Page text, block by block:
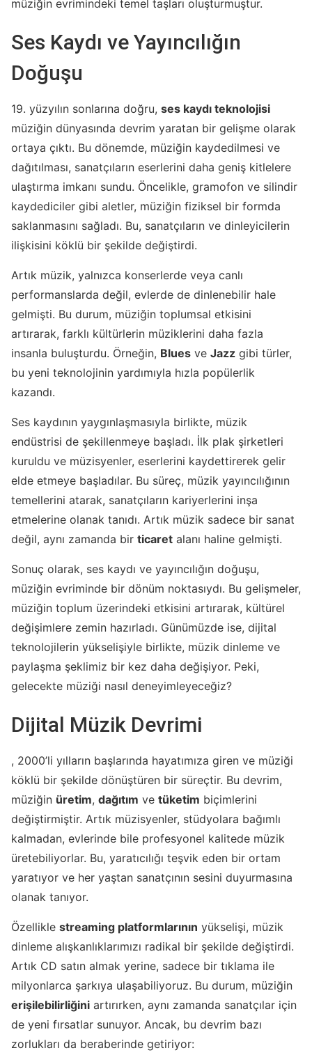
müziğin evrimindeki temel taşları oluşturmuştur.
Ses Kaydı ve Yayıncılığın
Doğuşu
19. yüzyılın sonlarına doğru, ses kaydı teknolojisi
müziğin dünyasında devrim yaratan bir gelişme olarak
ortaya çıktı. Bu dönemde, müziğin kaydedilmesi ve
dağıtılması, sanatçıların eserlerini daha geniş kitlelere
ulaştırma imkanı sundu. Öncelikle, gramofon ve silindir
kaydediciler gibi aletler, müziğin fiziksel bir formda
saklanmasını sağladı. Bu, sanatçıların ve dinleyicilerin
ilişkisini köklü bir şekilde değiştirdi.
Artık müzik, yalnızca konserlerde veya canlı
performanslarda değil, evlerde de dinlenebilir hale
gelmişti. Bu durum, müziğin toplumsal etkisini
artırarak, farklı kültürlerin müziklerini daha fazla
insanla buluşturdu. Örneğin, Blues ve Jazz gibi türler,
bu yeni teknolojinin yardımıyla hızla popülerlik
kazandı.
Ses kaydının yaygınlaşmasıyla birlikte, müzik
endüstrisi de şekillenmeye başladı. İlk plak şirketleri
kuruldu ve müzisyenler, eserlerini kaydettirerek gelir
elde etmeye başladılar. Bu süreç, müzik yayıncılığının
temellerini atarak, sanatçıların kariyerlerini inşa
etmelerine olanak tanıdı. Artık müzik sadece bir sanat
değil, aynı zamanda bir ticaret alanı haline gelmişti.
Sonuç olarak, ses kaydı ve yayıncılığın doğuşu,
müziğin evriminde bir dönüm noktasıydı. Bu gelişmeler,
müziğin toplum üzerindeki etkisini artırarak, kültürel
değişimlere zemin hazırladı. Günümüzde ise, dijital
teknolojilerin yükselişiyle birlikte, müzik dinleme ve
paylaşma şeklimiz bir kez daha değişiyor. Peki,
gelecekte müziği nasıl deneyimleyeceğiz?
Dijital Müzik Devrimi
, 2000’li yılların başlarında hayatımıza giren ve müziği
köklü bir şekilde dönüştüren bir süreçtir. Bu devrim,
müziğin üretim, dağıtım ve tüketim biçimlerini
değiştirmiştir. Artık müzisyenler, stüdyolara bağımlı
kalmadan, evlerinde bile profesyonel kalitede müzik
üretebiliyorlar. Bu, yaratıcılığı teşvik eden bir ortam
yaratıyor ve her yaştan sanatçının sesini duyurmasına
olanak tanıyor.
Özellikle streaming platformlarının yükselişi, müzik
dinleme alışkanlıklarımızı radikal bir şekilde değiştirdi.
Artık CD satın almak yerine, sadece bir tıklama ile
milyonlarca şarkıya ulaşabiliyoruz. Bu durum, müziğin
erişilebilirliğini artırırken, aynı zamanda sanatçılar için
de yeni fırsatlar sunuyor. Ancak, bu devrim bazı
zorlukları da beraberinde getiriyor: